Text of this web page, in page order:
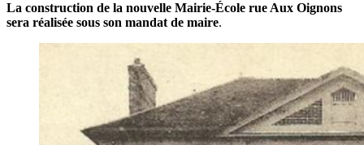
La construction de la nouvelle Mairie-École rue Aux Oignons
sera réalisée sous son mandat de maire.